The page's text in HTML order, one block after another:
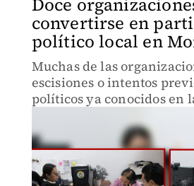
convertirse en
político local en
Muchas de las
escisiones o intentos
políticos ya conocidos en